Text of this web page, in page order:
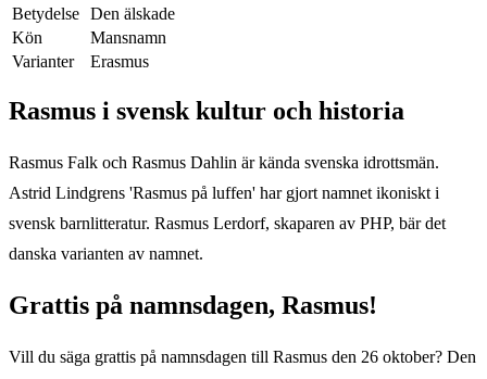
Betydelse Den älskade
Kön
Mansnamn
Varianter
Erasmus
Rasmus i svensk kultur och historia
Rasmus Falk och Rasmus Dahlin är kända svenska idrottsmän.
Astrid Lindgrens 'Rasmus på luffen' har gjort namnet ikoniskt i
svensk barnlitteratur. Rasmus Lerdorf, skaparen av PHP, bär det
danska varianten av namnet.
Grattis på namnsdagen, Rasmus!
Vill du säga grattis på namnsdagen till Rasmus den 26 oktober? Den